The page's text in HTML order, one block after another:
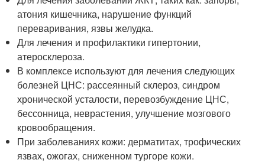
атония кишечника, нарушение функций
переваривания, язвы желудка.
Для лечения и профилактики гипертонии,
атеросклероза.
В комплексе используют для лечения следующих
болезней ЦНС: рассеянный склероз, синдром
хронической усталости, перевозбуждение ЦНС,
бессонница, неврастения, улучшение мозгового
кровообращения.
При заболеваниях кожи: дерматитах, трофических
язвах, ожогах, сниженном тургоре кожи.